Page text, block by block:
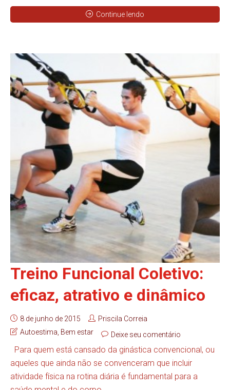
Continue lendo
Treino Funcional Coletivo:
eficaz, atrativo e dinâmico
8 de junho de 2015
Priscila Correia
Autoestima Bem estar Deixe seu comentário
Para quem está cansado da ginástica convencional, ou
aqueles que ainda não se convenceram que incluir
atividade física na rotina diária é fundamental para a